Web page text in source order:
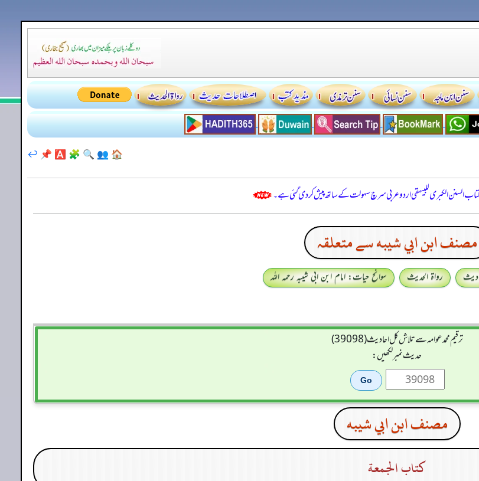
🏠
👥
🔍
🧩
🅰️
📌
↩️
السنن الكبرى للبيهقي اردو عربی سرچ سہولت کے ساتھ پیش کر دی گئی ہے۔
مصنف ابن ابي شيبه سے متعلقہ
رواۃ الحدیث
سوانح حیات: امام ابن ابی شیبہ رحمہ اللہ
ترقیم محمدعوامہ سے تلاش کل احادیث (39098)
حدیث نمبر لکھیں:
مصنف ابن ابي شيبه
كتاب الجمعة